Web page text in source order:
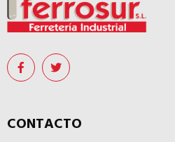
CONTACTO